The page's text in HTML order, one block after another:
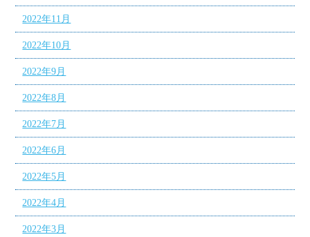
2022年11月
2022年10月
2022年9月
2022年8月
2022年7月
2022年6月
2022年5月
2022年4月
2022年3月